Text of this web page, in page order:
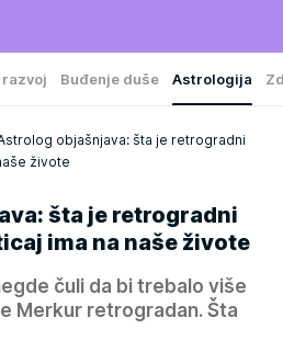
razvoj Buđenje duše Astrologija
objašnjava: šta je retrogradni
živote
šta je retrogradni
ima na naše živote
čuli da bi trebalo više
Merkur retrogradan. Šta